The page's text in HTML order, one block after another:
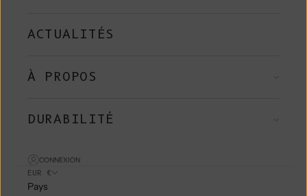
ACTUALITÉS
À PROPOS
DURABILITÉ
CONNEXION
EUR €
Pays